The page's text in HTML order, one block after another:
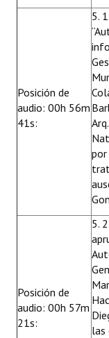
Posición de
audio: 00h 56m
41s:
5.
Posición de
audio: 00h 57m
21s:
5.
las